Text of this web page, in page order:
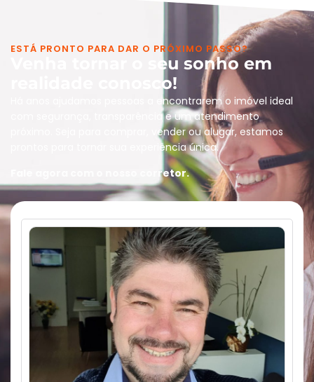
ESTÁ PRONTO PARA DAR O PRÓXIMO PASSO?
Venha tornar o seu sonho em
realidade conosco!
Há anos ajudamos pessoas a encontrarem o imóvel ideal
com segurança, transparência e um atendimento
próximo. Seja para comprar, vender ou alugar, estamos
prontos para tornar sua experiência única.
Fale agora com o nosso corretor.